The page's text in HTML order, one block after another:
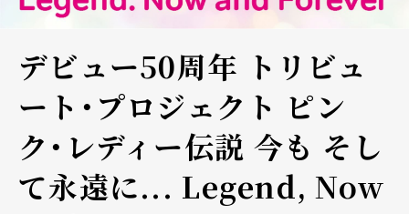
デビュー50周年 トリビュ
ート・プロジェクト ピン
ク・レディー伝説 今も そし
て永遠に... Legend, Now